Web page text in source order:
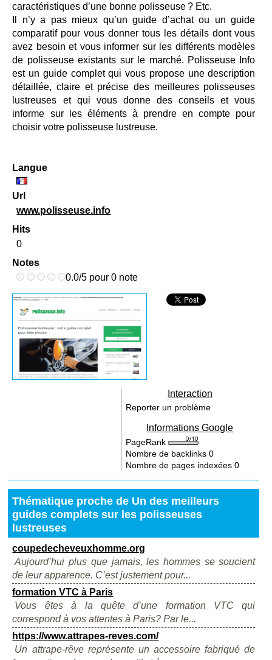
caractéristiques d’une bonne polisseuse ? Etc.
Il n’y a pas mieux qu’un guide d’achat ou un guide
comparatif pour vous donner tous les détails dont vous
avez besoin et vous informer sur les différents modèles
de polisseuse existants sur le marché. Polisseuse Info
est un guide complet qui vous propose une description
détaillée, claire et précise des meilleures polisseuses
lustreuses et qui vous donne des conseils et vous
informe sur les éléments à prendre en compte pour
choisir votre polisseuse lustreuse.
Langue
Url
www.polisseuse.info
Hits
0
Notes
0.0/5 pour 0 note
Interaction
Reporter un problème
Informations Google
PageRank
Nombre de backlinks0
Nombre de pages indexées0
Thématique proche de Un des meilleurs
guides complets sur les polisseuses
lustreuses
coupedecheveuxhomme.org
Aujourd’hui plus que jamais, les hommes se soucient
de leur apparence. C’est justement pour...
formation VTC à Paris
Vous êtes à la quête d’une formation VTC qui
correspond à vos attentes à Paris? Par le...
https://www.attrapes-reves.com/
Un attrape-rêve représente un accessoire fabriqué de